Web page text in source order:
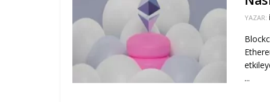
YAZAR:
...